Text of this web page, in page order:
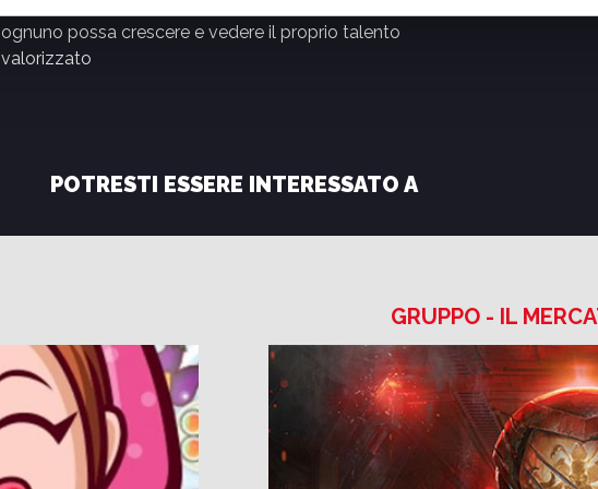
ognuno possa crescere e vedere il proprio talento
valorizzato
POTRESTI ESSERE INTERESSATO A
GRUPPO - IL